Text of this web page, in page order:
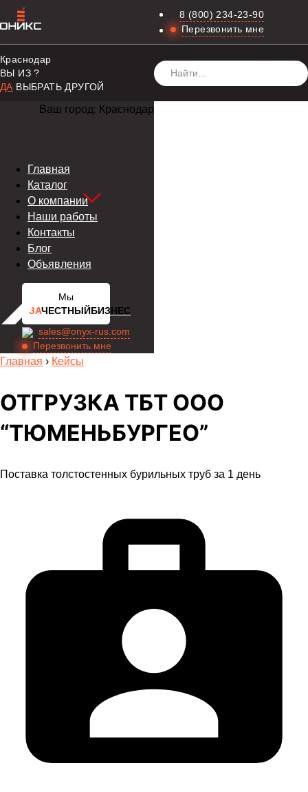
8 (800) 234-23-90
Перезвонить мне
Краснодар
ВЫ ИЗ?
ДА ВЫБРАТЬ ДРУГОЙ
Ваш город: Краснодар
Главная
Каталог
О компании
Наши работы
Контакты
Блог
Объявления
Мы
ЗАЧЕСТНЫЙБИЗНЕС
sales@onyx-rus.com
Перезвонить мне
Главная › Кейсы
ОТГРУЗКА ТБТ ООО
“ТЮМЕНЬБУРГЕО”
Поставка толстостенных бурильных труб за 1 день